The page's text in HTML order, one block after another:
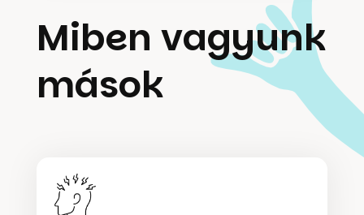
Miben vagyunk
mások